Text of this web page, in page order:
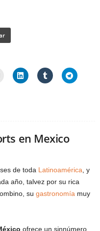
en Mexico
de toda Latinoamérica , y
año, talvez por su rica
su gastronomía muy
ofrece un sinnúmero